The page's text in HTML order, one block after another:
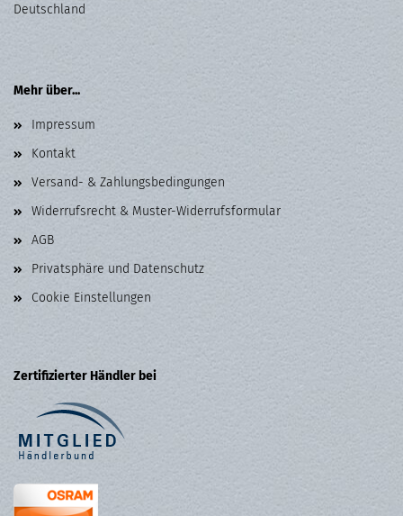
Deutschland
Mehr über...
Impressum
Kontakt
Versand- & Zahlungsbedingungen
Widerrufsrecht & Muster-Widerrufsformular
AGB
Privatsphäre und Datenschutz
Cookie Einstellungen
Zertifizierter Händler bei